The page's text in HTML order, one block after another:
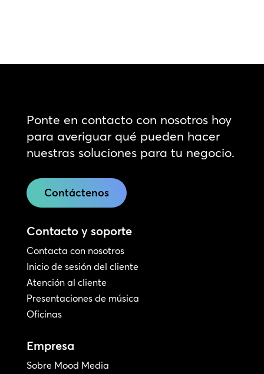
Ponte en contacto con nosotros hoy
para averiguar qué pueden hacer
nuestras soluciones para tu negocio.
Contáctenos
Contacto y soporte
Contacta con nosotros
Inicio de sesión del cliente
Atención al cliente
Presentaciones de música
Oficinas
Empresa
Sobre Mood Media